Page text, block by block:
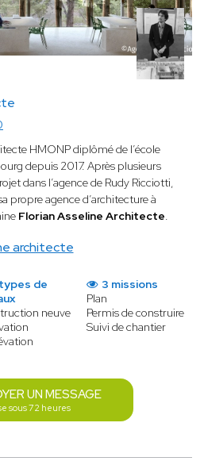
architecte
HMONP diplômé de l’école
depuis 2017. Après plusieurs
dans l’agence de Rudy Ricciotti,
propre agence d’architecture à
Florian Asseline Architecte.
de
neuve
3 missions
Plan
Permis de construire
Suivi de chantier
UN MESSAGE
sous 72 heures